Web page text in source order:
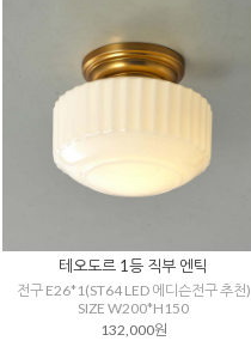
테오도르 1등 직부 엔틱
전구 E26*1(ST64 LED 에디슨전구 추천)
SIZE W200*H150
132,000원